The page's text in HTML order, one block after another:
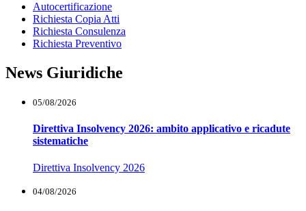
Autocertificazione
Richiesta Copia Atti
Richiesta Consulenza
Richiesta Preventivo
News Giuridiche
05/08/2026
Direttiva Insolvency 2026: ambito applicativo e ricadute
sistematiche
Direttiva Insolvency 2026
04/08/2026